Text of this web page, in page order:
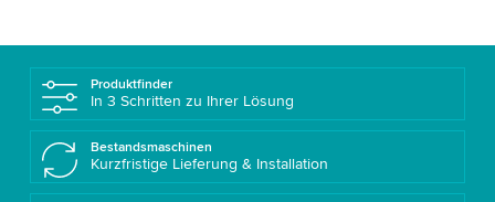
Produktfinder
In 3 Schritten zu Ihrer Lösung
Bestandsmaschinen
Kurzfristige Lieferung & Installation